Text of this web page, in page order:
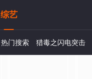
综艺
热门搜索 猎毒之闪电突击